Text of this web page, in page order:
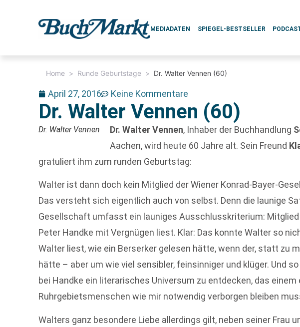
MEDIADATEN SPIEGEL-BESTSELLER
Home > Runde Geburtstage > Dr. Walter Vennen (60)
April 27, 2016 Keine Kommentare
Dr. Walter Vennen (60)
Dr. Walter Vennen Dr. Walter Vennen, Inhaber der Buchhandlung
Aachen, wird heute 60 Jahre alt. Sein Freund
gratuliert ihm zum runden Geburtstag:
Walter ist dann doch kein Mitglied der Wiener Konrad-Bayer-
Das versteht sich eigentlich auch von selbst. Denn die launige
Gesellschaft umfasst ein launiges Ausschlusskriterium:
Peter Handke mit Vergnügen liest. Klar: Das konnte Walter so
Walter liest, wie ein Berserker gelesen hätte, wenn der, statt zu
hätte – aber um wie viel sensibler, feinsinniger und klüger. Und
bei Handke ein literarisches Universum zu entdecken, das
Ruhrgebietsmenschen wie mir notwendig verborgen bleiben
Walters ganz besondere Liebe allerdings gilt, neben seiner Frau